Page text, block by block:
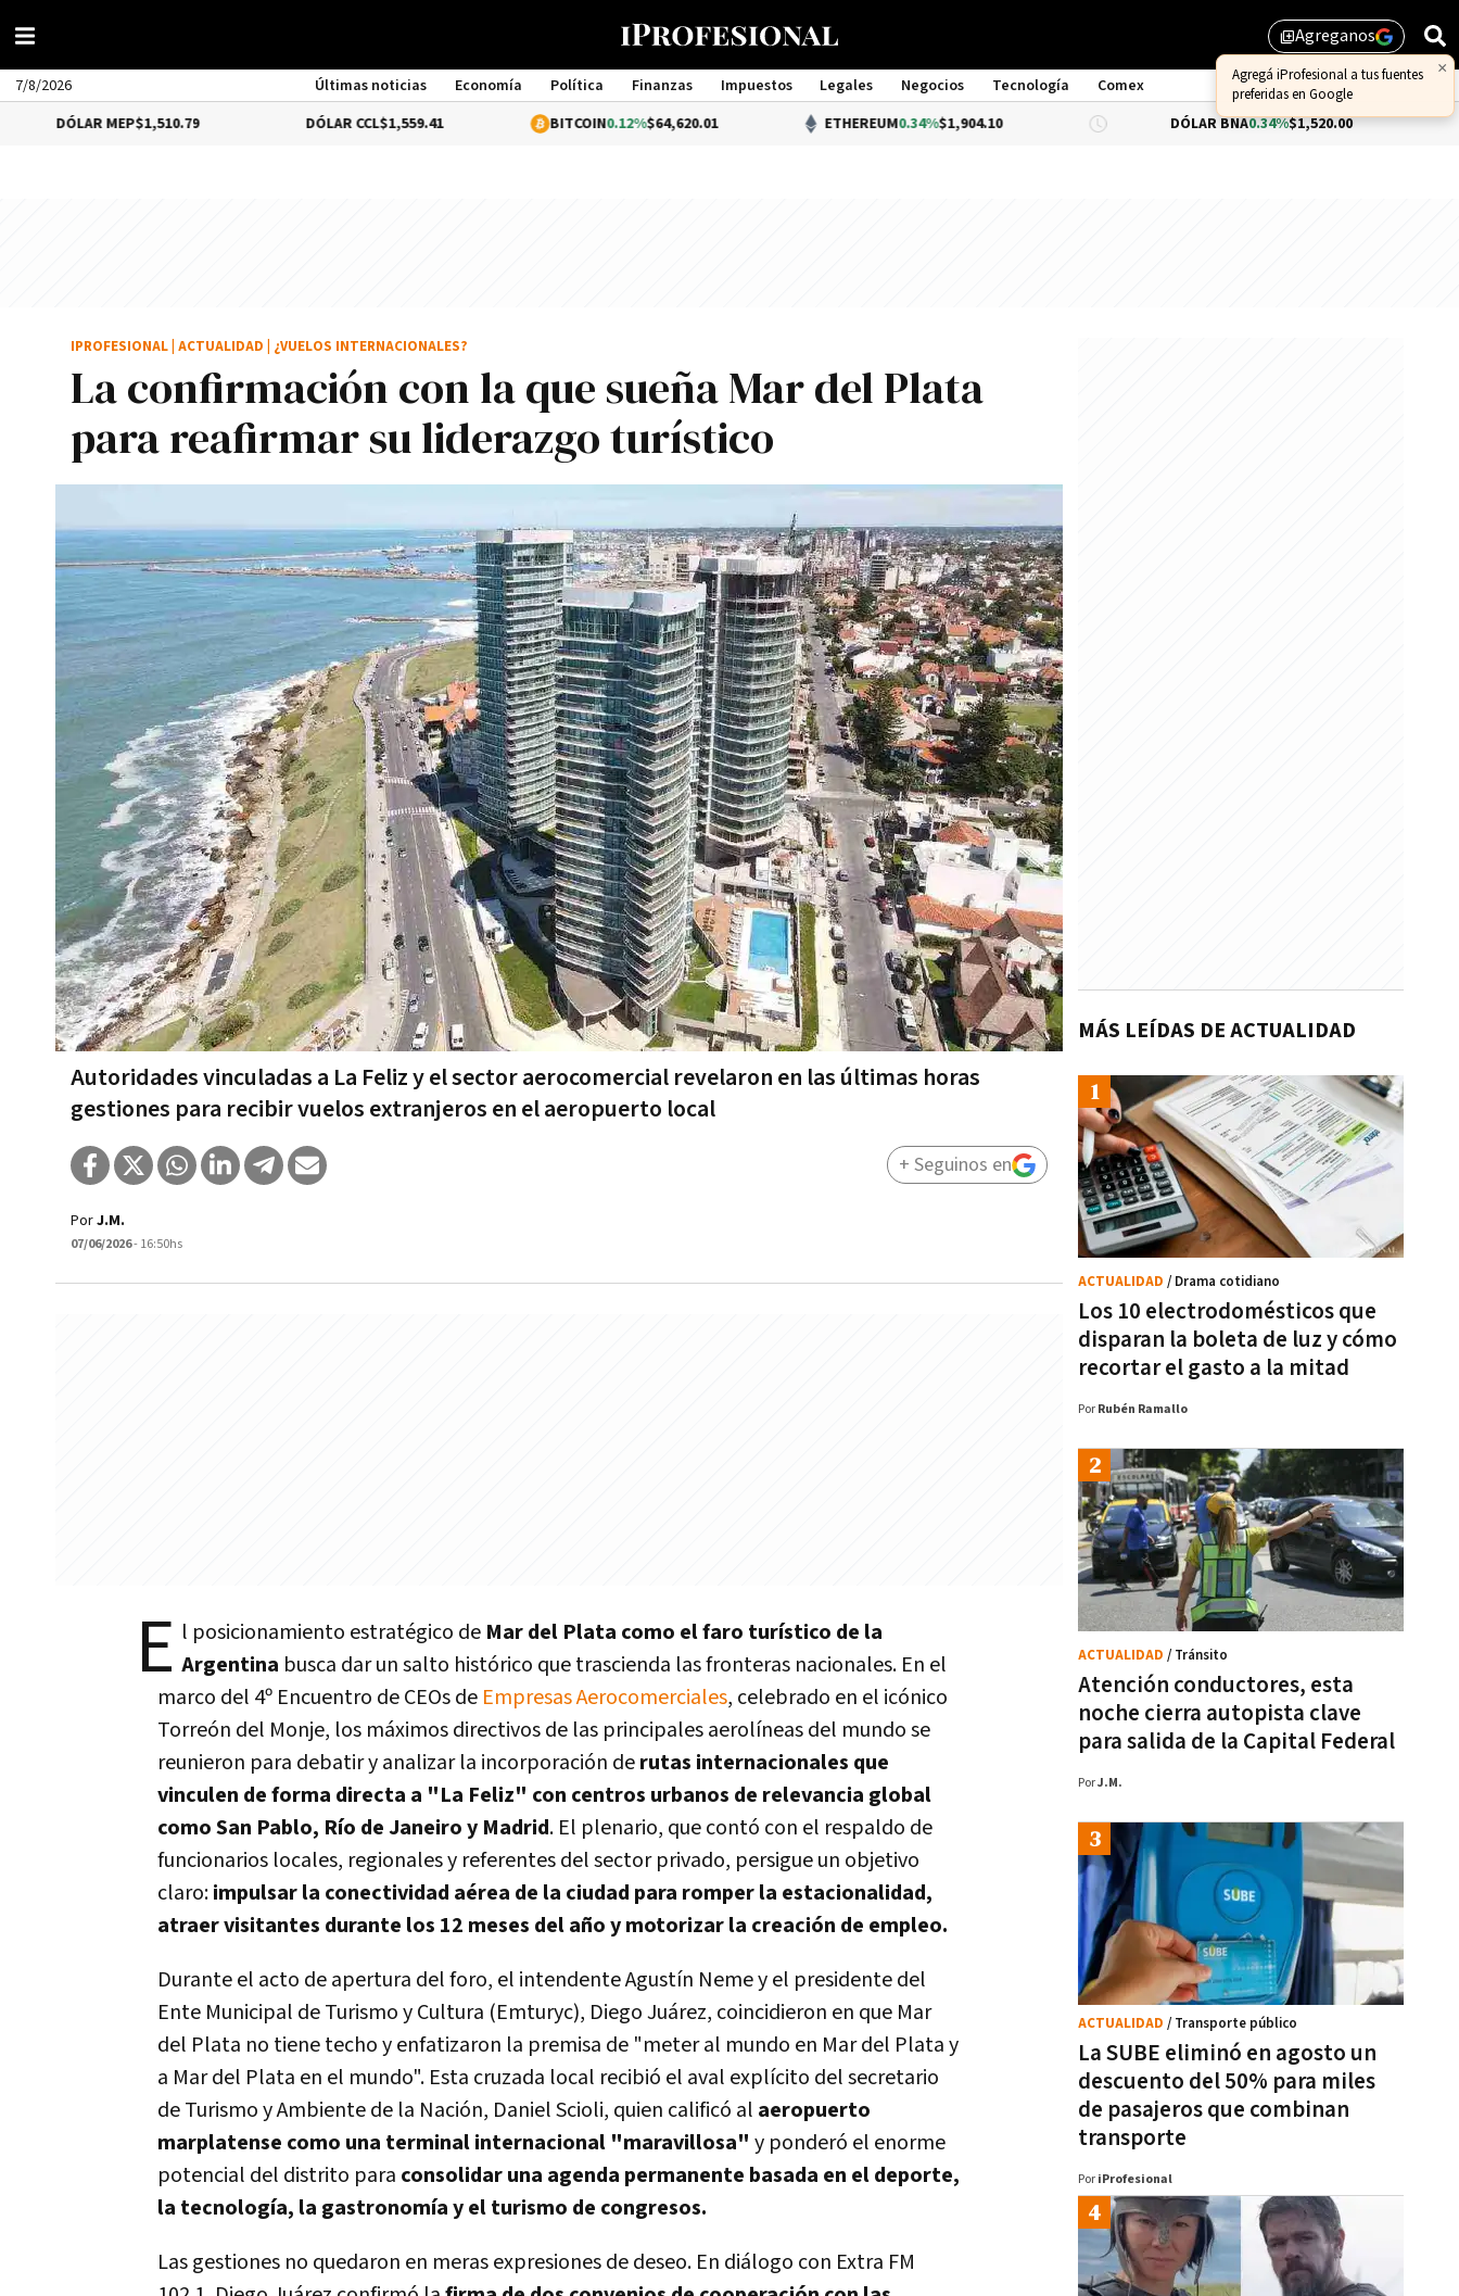
library_addAgreganos
×
Agregá iProfesional a tus fuentes
preferidas en Google
7/8/2026 Últimas noticias Economía Política Finanzas Impuestos Legales Negocios Tecnología
Comex
Management
$1,510.79 $1,559.41 0.12%$64,620.01 ETHEREUM0.34%$1,904.10 DÓLAR BNA 0.34%$1,520.00 DÓLAR BLUE
La confirmación con la que sueña Mar del Plata
para reafirmar su liderazgo turístico
Autoridades vinculadas a La Feliz y el sector aerocomercial revelaron en las últimas horas
gestiones para recibir vuelos extranjeros en el aeropuerto local
IPROFESIONAL ACTUALIDAD ¿VUELOS INTERNACIONALES?
PorJ.M.
07/06/2026- 16:50hs
+ Seguinos en
E l posicionamiento estratégico de Mar del Plata como el faro turístico de la
Argentina busca dar un salto histórico que trascienda las fronteras nacionales. En el
marco del 4º Encuentro de CEOs de Empresas Aerocomerciales, celebrado en el icónico
Torreón del Monje, los máximos directivos de las principales aerolíneas del mundo se
reunieron para debatir y analizar la incorporación derutas internacionales que
vinculen de forma directa a "La Feliz" con centros urbanos de relevancia global
como San Pablo, Río de Janeiro y Madrid. El plenario, que contó con el respaldo de
funcionarios locales, regionales y referentes del sector privado, persigue un objetivo
claro:impulsar la conectividad aérea de la ciudad para romper la estacionalidad,
atraer visitantes durante los 12 meses del año y motorizar la creación de empleo.
Durante el acto de apertura del foro, el intendente Agustín Neme y el presidente del
Ente Municipal de Turismo y Cultura (Emturyc), Diego Juárez, coincidieron en que Mar
del Plata no tiene techo y enfatizaron la premisa de "meter al mundo en Mar del Plata y
a Mar del Plata en el mundo". Esta cruzada local recibió el aval explícito del secretario
de Turismo y Ambiente de la Nación, Daniel Scioli, quien calificó al aeropuerto
marplatense como una terminal internacional "maravillosa" y ponderó el enorme
potencial del distrito para consolidar una agenda permanente basada en el deporte,
la tecnología, la gastronomía y el turismo de congresos.
Las gestiones no quedaron en meras expresiones de deseo. En diálogo con Extra FM
MÁS LEÍDAS DE ACTUALIDAD
Los 10 electrodomésticos que
disparan la boleta de luz y cómo
recortar el gasto a la mitad
ACTUALIDAD / Drama cotidiano
Por Rubén Ramallo
Atención conductores, esta
noche cierra autopista clave
para salida de la Capital Federal
ACTUALIDAD / Tránsito
PorJ.M.
La SUBE eliminó en agosto un
descuento del 50% para miles
de pasajeros que combinan
transporte
ACTUALIDAD / Transporte público
Por iProfesional